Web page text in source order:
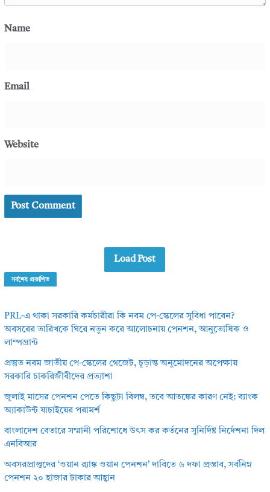
Name
Email
Website
Load Post
সর্বশেষ প্রকাশিত
PRL-এ থাকা সরকারি কর্মচারীরা কি নবম পে-স্কেলের সুবিধা পাবেন?
অবসরের তারিখকে ঘিরে নতুন করে আলোচনায় পেনশন, আনুতোষিক ও
লাম্পগ্রান্ট
প্রস্তুত নবম জাতীয় পে-স্কেলের গেজেট, চূড়ান্ত অনুমোদনের অপেক্ষায়
সরকারি চাকরিজীবীদের প্রত্যাশা
জুলাই মাসের পেনশন পেতে কিছুটা বিলম্ব, তবে আতঙ্কের কারণ নেই: ব্যাংক
অ্যাকাউন্ট যাচাইয়ের পরামর্শ
বাংলাদেশ বেতারে সম্মানী পরিশোধে উৎস কর কর্তনের সুনির্দিষ্ট নির্দেশনা দিল
এনবিআর
অবসরপ্রাপ্তদের ‘ওয়ান র‌্যাঙ্ক ওয়ান পেনশন’ দাবিতে ৬ দফা প্রস্তাব, সর্বনিম্ন
পেনশন ২০ হাজার টাকার আহ্বান